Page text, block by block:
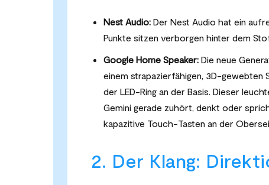
Nest Audio: Der Nest Audio hat ein
Punkte sitzen verborgen hinter dem
Google Home Speaker: Die neue
einem strapazierfähigen, 3D-gewebten
der LED-Ring an der Basis. Dieser
Gemini gerade zuhört, denkt oder
kapazitive Touch-Tasten an der
2. Der Klang: